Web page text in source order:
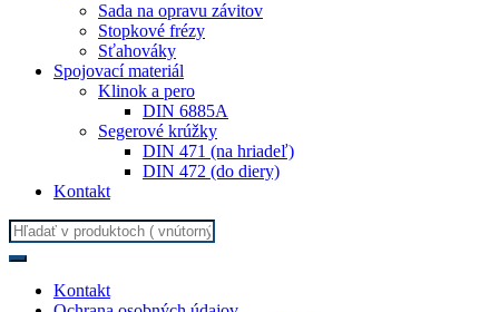
Sada na opravu závitov
Stopkové frézy
Sťahováky
Spojovací materiál
Klinok a pero
DIN 6885A
Segerové krúžky
DIN 471 (na hriadeľ)
DIN 472 (do diery)
Kontakt
Search
for:
Kontakt